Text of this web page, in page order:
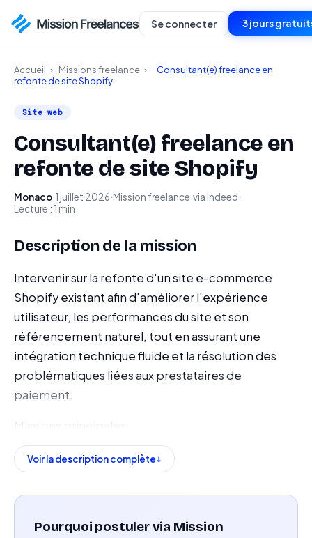
Se connecter 3 jours
Accueil › Missions freelance ›
Consultant(e) freelance en
refonte de site Shopify
Site web
Consultant(e) freelance en
refonte de site Shopify
Monaco·1 juillet 2026·Mission freelance·via Indeed·
Lecture : 1 min
Description de la mission
Intervenir sur la refonte d'un site e-commerce
Shopify existant afin d'améliorer l'expérience
utilisateur, les performances du site et son
référencement naturel, tout en assurant une
intégration technique fluide et la résolution des
problématiques liées aux prestataires de
paiement.
Missions principales
Piloter le projet de refonte du site Shopify
existant.
Améliorer le parcours client et l'expérience
utilisateur (UX).
Voir la description complète
Pourquoi postuler via Mission